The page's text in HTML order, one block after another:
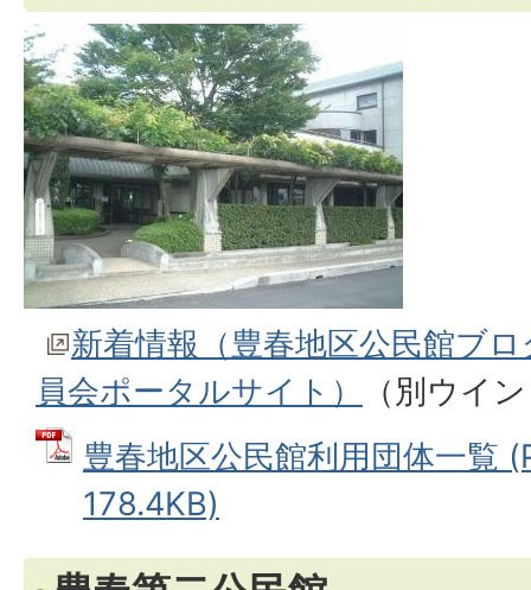
新着情報（豊春地区公民館ブ
員会ポータルサイト）
（別ウイ
豊春地区公民館利用団体一覧
178.4KB)